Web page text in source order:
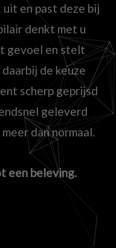
en past deze bij
denkt met u
gevoel en stelt
de keuze
scherp geprijsd
geleverd
dan normaal.
een beleving.